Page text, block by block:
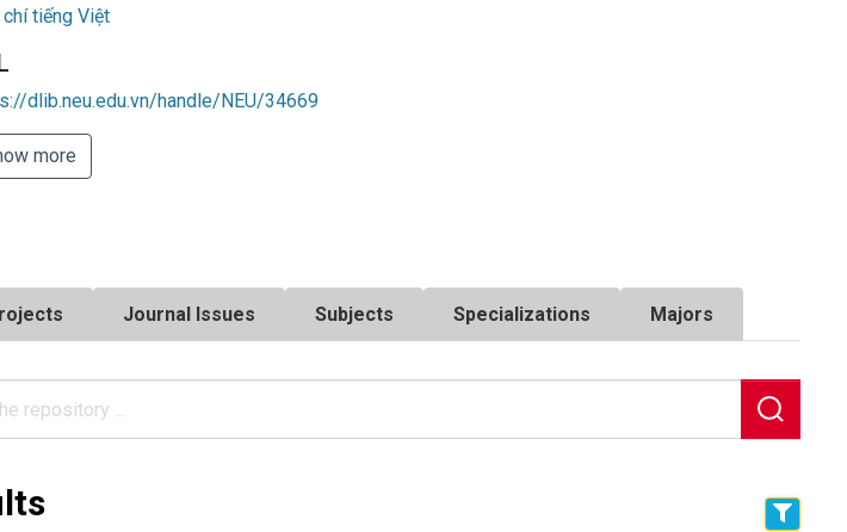
tiếng Việt
dlib.neu.edu.vn/handle/NEU/34669
more
Journal Issues Subjects Specializations Majors